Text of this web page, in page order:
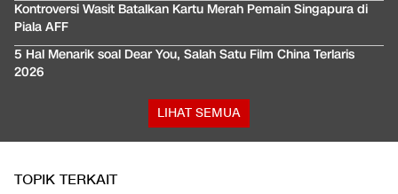
Kontroversi Wasit Batalkan Kartu Merah Pemain Singapura di
Piala AFF
5 Hal Menarik soal Dear You, Salah Satu Film China Terlaris
2026
LIHAT SEMUA
TOPIK TERKAIT